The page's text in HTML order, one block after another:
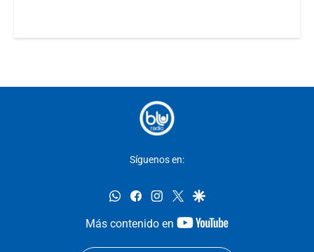
Síguenos en:
whatsappfacebookinstagram
twittergoogle
Más contenido en
youtube-